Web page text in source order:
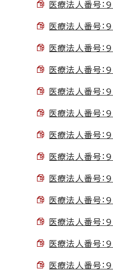
医療法人番号
医療法人番号
医療法人番号
医療法人番号
医療法人番号
医療法人番号
医療法人番号
医療法人番号
医療法人番号
医療法人番号
医療法人番号
医療法人番号
医療法人番号